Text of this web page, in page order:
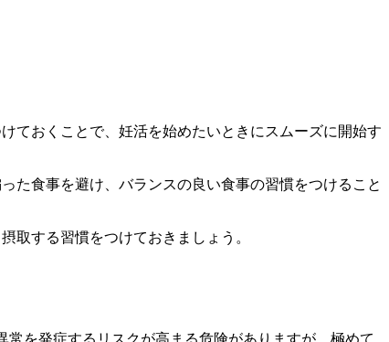
ておくことで、妊活を始めたいときにスムーズに開始す
た食事を避け、バランスの良い食事の習慣をつけること
取する習慣をつけておきましょう。
を発症するリスクが高まる危険がありますが、極めて